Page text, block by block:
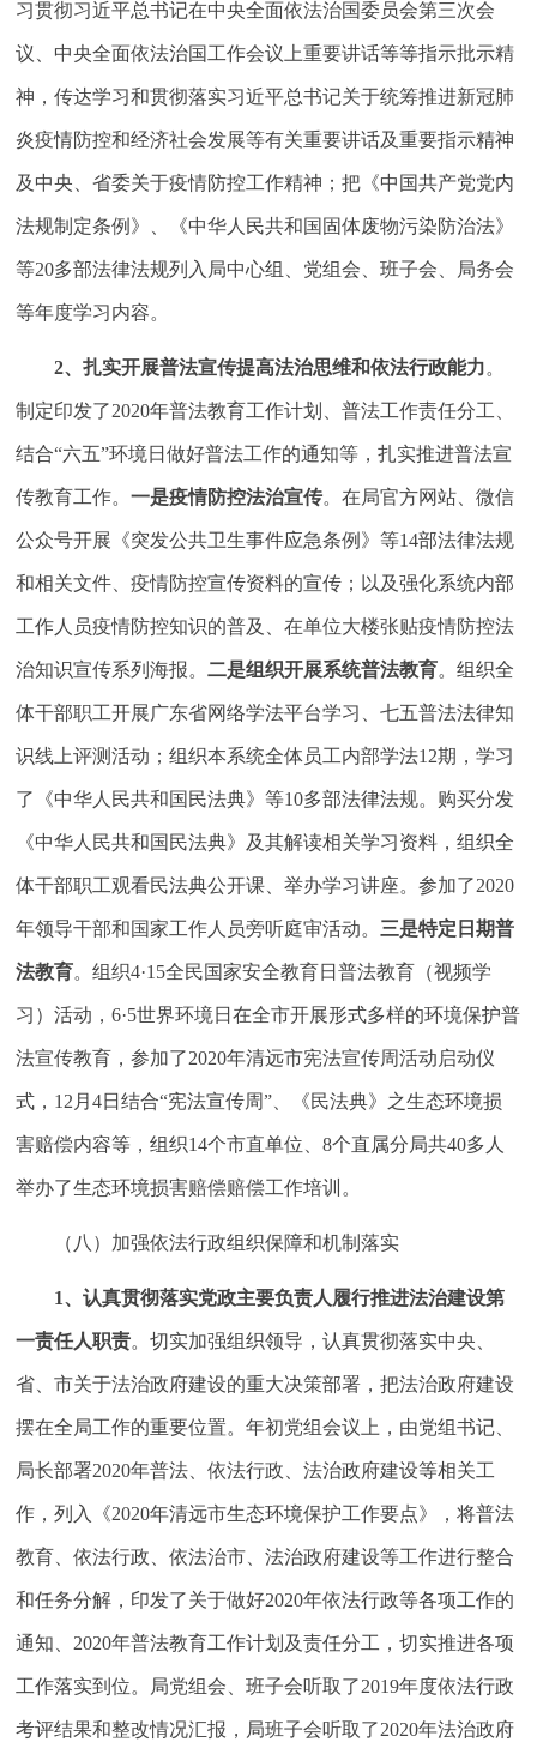
习贯彻习近平总书记在中央全面依法治国委员会第三次会
议、中央全面依法治国工作会议上重要讲话等等指示批示精
神，传达学习和贯彻落实习近平总书记关于统筹推进新冠肺
炎疫情防控和经济社会发展等有关重要讲话及重要指示精神
及中央、省委关于疫情防控工作精神；把《中国共产党党内
法规制定条例》、《中华人民共和国固体废物污染防治法》
等20多部法律法规列入局中心组、党组会、班子会、局务会
等年度学习内容。
2、扎实开展普法宣传提高法治思维和依法行政能力。
制定印发了2020年普法教育工作计划、普法工作责任分工、
结合“六五”环境日做好普法工作的通知等，扎实推进普法宣
传教育工作。一是疫情防控法治宣传。在局官方网站、微信
公众号开展《突发公共卫生事件应急条例》等14部法律法规
和相关文件、疫情防控宣传资料的宣传；以及强化系统内部
工作人员疫情防控知识的普及、在单位大楼张贴疫情防控法
治知识宣传系列海报。二是组织开展系统普法教育。组织全
体干部职工开展广东省网络学法平台学习、七五普法法律知
识线上评测活动；组织本系统全体员工内部学法12期，学习
了《中华人民共和国民法典》等10多部法律法规。购买分发
《中华人民共和国民法典》及其解读相关学习资料，组织全
体干部职工观看民法典公开课、举办学习讲座。参加了2020
年领导干部和国家工作人员旁听庭审活动。三是特定日期普
法教育。组织4·15全民国家安全教育日普法教育（视频学
习）活动，6·5世界环境日在全市开展形式多样的环境保护普
法宣传教育，参加了2020年清远市宪法宣传周活动启动仪
式，12月4日结合“宪法宣传周”、《民法典》之生态环境损
害赔偿内容等，组织14个市直单位、8个直属分局共40多人
举办了生态环境损害赔偿赔偿工作培训。
（八）加强依法行政组织保障和机制落实
1、认真贯彻落实党政主要负责人履行推进法治建设第
一责任人职责。切实加强组织领导，认真贯彻落实中央、
省、市关于法治政府建设的重大决策部署，把法治政府建设
摆在全局工作的重要位置。年初党组会议上，由党组书记、
局长部署2020年普法、依法行政、法治政府建设等相关工
作，列入《2020年清远市生态环境保护工作要点》，将普法
教育、依法行政、依法治市、法治政府建设等工作进行整合
和任务分解，印发了关于做好2020年依法行政等各项工作的
通知、2020年普法教育工作计划及责任分工，切实推进各项
工作落实到位。局党组会、班子会听取了2019年度依法行政
考评结果和整改情况汇报，局班子会听取了2020年法治政府